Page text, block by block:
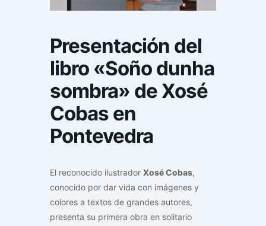
Presentación del
libro «Soño dunha
sombra» de Xosé
Cobas en
Pontevedra
El reconocido ilustrador Xosé Cobas,
conocido por dar vida con imágenes y
colores a textos de grandes autores,
presenta su primera obra en solitario